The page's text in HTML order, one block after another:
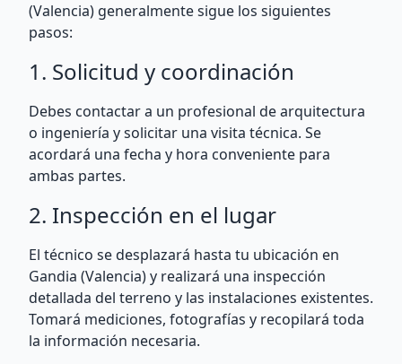
(Valencia) generalmente sigue los siguientes
pasos:
1. Solicitud y coordinación
Debes contactar a un profesional de arquitectura
o ingeniería y solicitar una visita técnica. Se
acordará una fecha y hora conveniente para
ambas partes.
2. Inspección en el lugar
El técnico se desplazará hasta tu ubicación en
Gandia (Valencia) y realizará una inspección
detallada del terreno y las instalaciones existentes.
Tomará mediciones, fotografías y recopilará toda
la información necesaria.